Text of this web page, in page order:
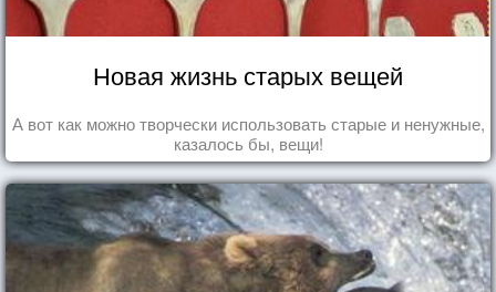
Новая жизнь старых вещей
А вот как можно творчески использовать старые и ненужные,
казалось бы, вещи!